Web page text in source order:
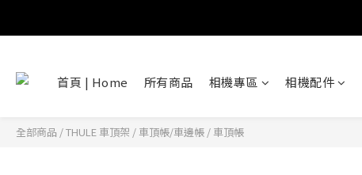
首頁 | Home 所有商品 相機專區 相機配件
全部商品 /THULE 車頂架 /車頂帳/車邊帳 /車頂帳